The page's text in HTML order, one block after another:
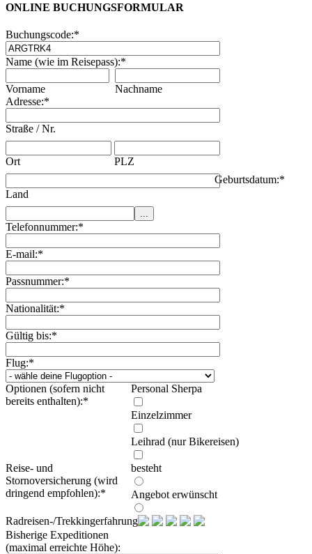
ONLINE BUCHUNGSFORMULAR
Buchungscode:*
Name (wie im Reisepass):*
Vorname
Nachname
Adresse:*
Straße / Nr.
Ort PLZ
Land
Geburtsdatum:*
Telefonnummer:*
E-mail:*
Passnummer:*
Nationalität:*
Gültig bis:*
Flug:*
Optionen (sofern nicht
bereits enthalten):*
Personal Sherpa
Einzelzimmer
Leihrad (nur Bikereisen)
Reise- und
Stornoversicherung (wird
dringend empfohlen):*
besteht
Angebot erwünscht
Radreisen-/Trekkingerfahrung:
Bisherige Expeditionen
(maximal erreichte Höhe):